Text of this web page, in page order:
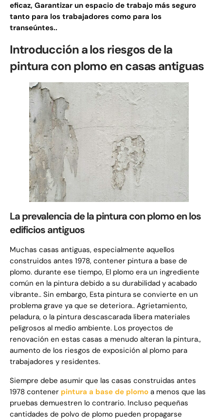
eficaz, Garantizar un espacio de trabajo más seguro
tanto para los trabajadores como para los
transeúntes..
Introducción a los riesgos de la
pintura con plomo en casas antiguas
La prevalencia de la pintura con plomo en los
edificios antiguos
Muchas casas antiguas, especialmente aquellos
construidos antes 1978, contener pintura a base de
plomo. durante ese tiempo, El plomo era un ingrediente
común en la pintura debido a su durabilidad y acabado
vibrante.. Sin embargo, Esta pintura se convierte en un
problema grave ya que se deteriora.. Agrietamiento,
peladura, o la pintura descascarada libera materiales
peligrosos al medio ambiente. Los proyectos de
renovación en estas casas a menudo alteran la pintura.,
aumento de los riesgos de exposición al plomo para
trabajadores y residentes.
Siempre debe asumir que las casas construidas antes
1978 contener pintura a base de plomo a menos que las
pruebas demuestren lo contrario. Incluso pequeñas
cantidades de polvo de plomo pueden propagarse